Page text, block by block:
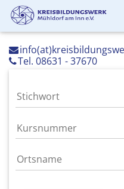
Tel. 08631 - 37670